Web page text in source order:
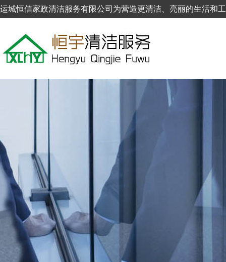
运城恒信家政清洁服务有限公司为营造更清洁、亮丽的生活和